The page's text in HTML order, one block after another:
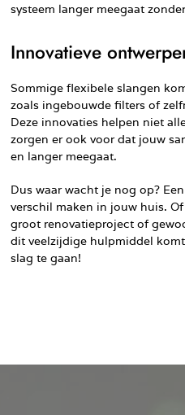
systeem langer meegaat
Innovatieve
Sommige flexibele slangen
zoals ingebouwde filters of
Deze innovaties helpen niet
zorgen er ook voor dat jouw
en langer meegaat.
Dus waar wacht je nog op?
verschil maken in jouw huis.
groot renovatieproject of
dit veelzijdige hulpmiddel
slag te gaan!